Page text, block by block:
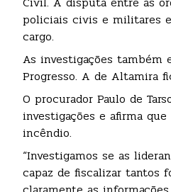
policiais civis e militares
cargo.
As investigações também
Progresso. A de Altamira
O procurador Paulo de
investigações e afirma
incêndio.
“Investigamos se as
capaz de fiscalizar tantos